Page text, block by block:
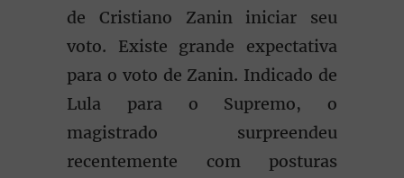
de Cristiano Zanin iniciar seu
voto. Existe grande expectativa
para o voto de Zanin. Indicado de
Lula para o Supremo, o
magistrado surpreendeu
recentemente com posturas